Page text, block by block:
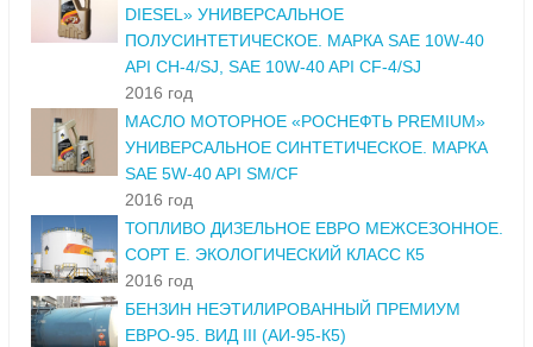
DIESEL» УНИВЕРСАЛЬНОЕ
ПОЛУСИНТЕТИЧЕСКОЕ. МАРКА SAE 10W-40
API CH-4/SJ, SAE 10W-40 API CF-4/SJ
2016 год
МАСЛО МОТОРНОЕ «РОСНЕФТЬ PREMIUM»
УНИВЕРСАЛЬНОЕ СИНТЕТИЧЕСКОЕ. МАРКА
SAE 5W-40 API SM/CF
2016 год
ТОПЛИВО ДИЗЕЛЬНОЕ ЕВРО МЕЖСЕЗОННОЕ.
СОРТ Е. ЭКОЛОГИЧЕСКИЙ КЛАСС К5
2016 год
БЕНЗИН НЕЭТИЛИРОВАННЫЙ ПРЕМИУМ
ЕВРО-95. ВИД III (АИ-95-К5)